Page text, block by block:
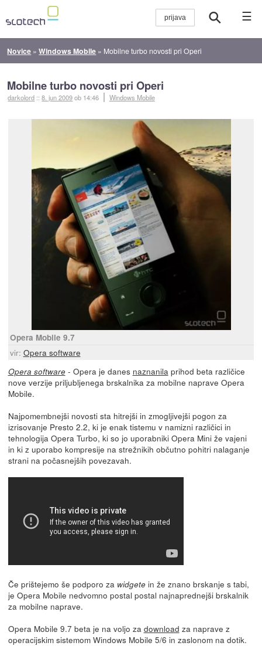
☰
Novice »Windows Mobile » Mobilne turbo novosti pri Operi
Mobilne turbo novosti pri Operi
darkolord ::8. jun 2009ob 14:46 Windows Mobile
Opera Mobile 9.7
vir: Opera software
Opera software- Opera je danes naznanila prihod beta različice
nove verzije priljubljenega brskalnika za mobilne naprave Opera
Mobile.
Najpomembnejši novosti sta hitrejši in zmogljivejši pogon za
izrisovanje Presto 2.2, ki je enak tistemu v namizni različici in
tehnologija Opera Turbo, ki so jo uporabniki Opera Mini že vajeni
in ki z uporabo kompresije na strežnikih občutno pohitri nalaganje
strani na počasnejših povezavah.
Če prištejemo še podporo za widgetein že znano brskanje s tabi,
je Opera Mobile nedvomno postal postal najnaprednejši brskalnik
za mobilne naprave.
Opera Mobile 9.7 beta je na voljo za download za naprave z
operacijskim sistemom Windows Mobile 5/6 in zaslonom na dotik.